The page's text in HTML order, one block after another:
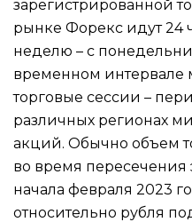
зарегистрированной
рынке Форекс идут 24
неделю – с
временном интервале
торговые сессии –
различных регионах
акций. Обычно объем
во время пересечения
начала февраля 2023
относительно рубля